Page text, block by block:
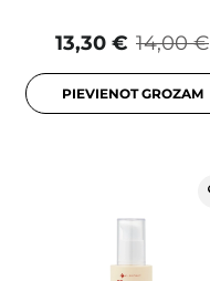
14,00 €
13,30 €
PIEVIENOT GROZAM